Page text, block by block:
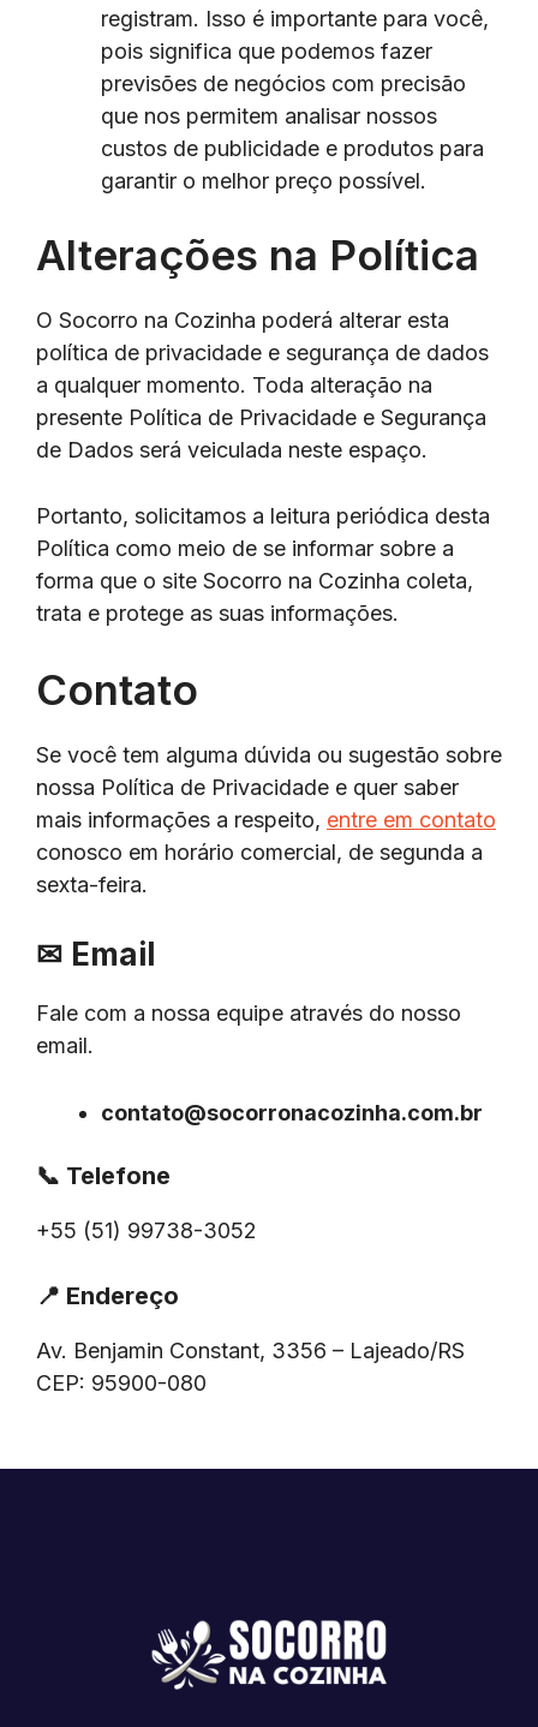
registram. Isso é importante para você,
pois significa que podemos fazer
previsões de negócios com precisão
que nos permitem analisar nossos
custos de publicidade e produtos para
garantir o melhor preço possível.
Alterações na Política
O Socorro na Cozinha poderá alterar esta
política de privacidade e segurança de dados
a qualquer momento. Toda alteração na
presente Política de Privacidade e Segurança
de Dados será veiculada neste espaço.
Portanto, solicitamos a leitura periódica desta
Política como meio de se informar sobre a
forma que o site Socorro na Cozinha coleta,
trata e protege as suas informações.
Contato
Se você tem alguma dúvida ou sugestão sobre
nossa Política de Privacidade e quer saber
mais informações a respeito, entre em contato
conosco em horário comercial, de segunda a
sexta-feira.
✉ Email
Fale com a nossa equipe através do nosso
email.
contato@socorronacozinha.com.br
📞 Telefone
+55 (51) 99738-3052
📍 Endereço
Av. Benjamin Constant, 3356 – Lajeado/RS
CEP: 95900-080